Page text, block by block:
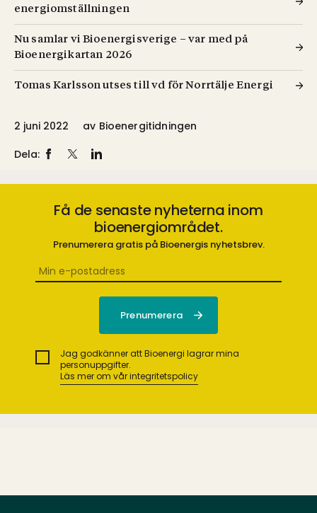
energiomställningen
Nu samlar vi Bioenergisverige – var med på
Bioenergikartan 2026
Tomas Karlsson utses till vd för Norrtälje Energi
2 juni 2022 av Bioenergitidningen
Dela:
Få de senaste nyheterna inom
bioenergiområdet.
Prenumerera gratis på Bioenergis nyhetsbrev.
Jag godkänner att Bioenergi lagrar mina
personuppgifter.
Läs mer om vår integritetspolicy